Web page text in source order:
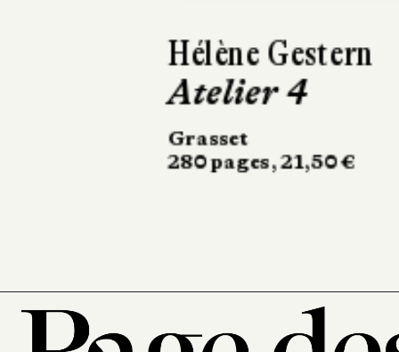
Mikołaj Łozínski
Les Enfants
Stramer
Noir sur Blanc